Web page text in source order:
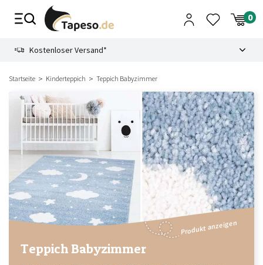
Zusammenbruch
Kostenloser Versand*
Startseite Kinderteppich Teppich Babyzimmer
Teppich Babyzimmer
Produkt anzeigen